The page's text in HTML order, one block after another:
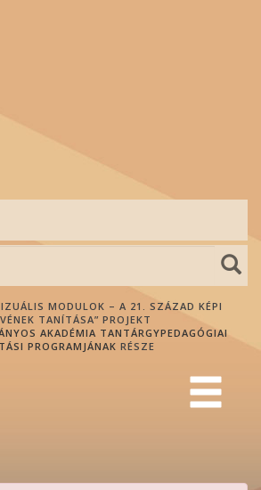
MODULOK – A 21. SZÁZAD KÉPI
TANÍTÁSA” PROJEKT
AKADÉMIA TANTÁRGYPEDAGÓGIAI
PROGRAMJÁNAK RÉSZE